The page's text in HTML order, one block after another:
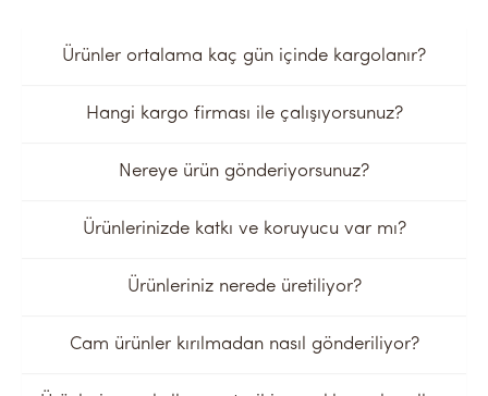
Ürünler ortalama kaç gün içinde kargolanır?
Hangi kargo firması ile çalışıyorsunuz?
Nereye ürün gönderiyorsunuz?
Ürünlerinizde katkı ve koruyucu var mı?
Ürünleriniz nerede üretiliyor?
Cam ürünler kırılmadan nasıl gönderiliyor?